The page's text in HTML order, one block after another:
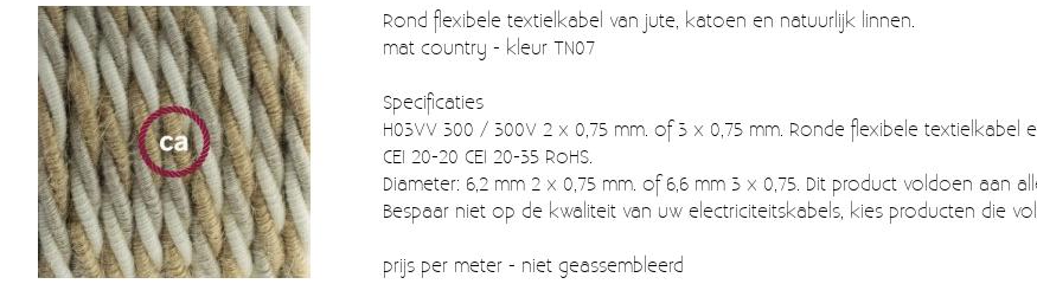
Rond flexibele textielkabel van jute, katoen en natuurlijk linnen.
mat country - kleur TN07
Specificaties
H03VV 300 / 300V 2 x 0,75 mm. of 3 x 0,75 mm. Ronde flexibele textielkabel
CEI 20-20 CEI 20-35 RoHS.
Diameter: 6,2 mm 2 x 0,75 mm. of 6,6 mm 3 x 0,75. Dit product voldoen aan
Bespaar niet op de kwaliteit van uw electriciteitskabels, kies producten die
prijs per meter - niet geassembleerd